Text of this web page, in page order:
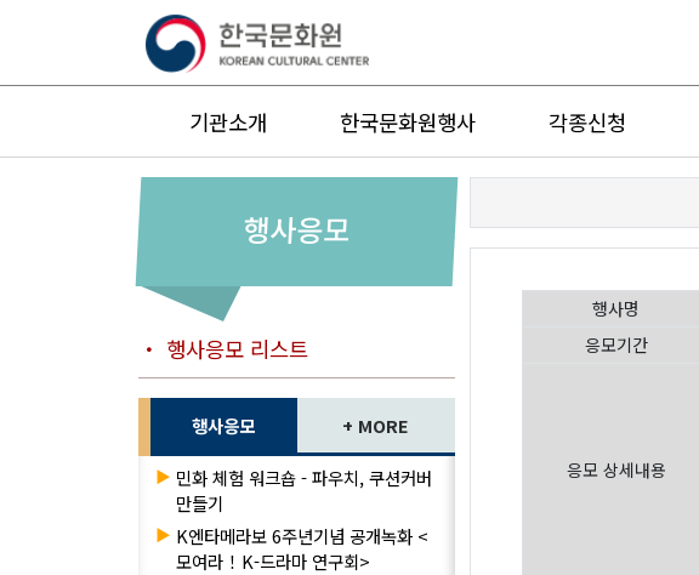
기관소개 한국문화원행사 각종신청
행사응모
・ 행사응모 리스트
행사응모 + MORE
▶ 민화 체험 워크숍 - 파우치, 쿠션커버
만들기
▶ K엔타메라보 6주년기념 공개녹화 <
모여라！K-드라마 연구회>
행사명
응모기간
응모 상세내용